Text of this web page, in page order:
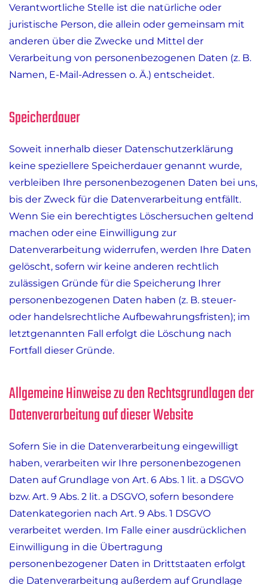
Verantwortliche Stelle ist die natürliche oder
juristische Person, die allein oder gemeinsam mit
anderen über die Zwecke und Mittel der
Verarbeitung von personenbezogenen Daten (z. B.
Namen, E-Mail-Adressen o. Ä.) entscheidet.
Speicherdauer
Soweit innerhalb dieser Datenschutzerklärung
keine speziellere Speicherdauer genannt wurde,
verbleiben Ihre personenbezogenen Daten bei uns,
bis der Zweck für die Datenverarbeitung entfällt.
Wenn Sie ein berechtigtes Löschersuchen geltend
machen oder eine Einwilligung zur
Datenverarbeitung widerrufen, werden Ihre Daten
gelöscht, sofern wir keine anderen rechtlich
zulässigen Gründe für die Speicherung Ihrer
personenbezogenen Daten haben (z. B. steuer-
oder handelsrechtliche Aufbewahrungsfristen); im
letztgenannten Fall erfolgt die Löschung nach
Fortfall dieser Gründe.
Allgemeine Hinweise zu den Rechtsgrundlagen der
Datenverarbeitung auf dieser Website
Sofern Sie in die Datenverarbeitung eingewilligt
haben, verarbeiten wir Ihre personenbezogenen
Daten auf Grundlage von Art. 6 Abs. 1 lit. a DSGVO
bzw. Art. 9 Abs. 2 lit. a DSGVO, sofern besondere
Datenkategorien nach Art. 9 Abs. 1 DSGVO
verarbeitet werden. Im Falle einer ausdrücklichen
Einwilligung in die Übertragung
personenbezogener Daten in Drittstaaten erfolgt
die Datenverarbeitung außerdem auf Grundlage